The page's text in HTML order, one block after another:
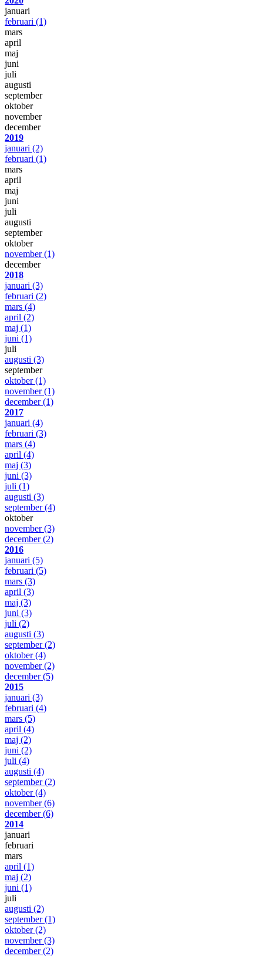
januari
februari (1)
mars
april
maj
juni
juli
augusti
september
oktober
november
december
2019
januari (2)
februari (1)
mars
april
maj
juni
juli
augusti
september
oktober
november(1)
december
2018
januari (3)
februari (2)
mars (4)
april (2)
maj (1)
juni (1)
juli
augusti (3)
september
oktober(1)
november(1)
december(1)
2017
januari (4)
februari (3)
mars (4)
april (4)
maj (3)
juni (3)
juli (1)
augusti (3)
september(4)
oktober
november(3)
december(2)
2016
januari (5)
februari (5)
mars (3)
april (3)
maj (3)
juni (3)
juli (2)
augusti (3)
september(2)
oktober(4)
november(2)
december(5)
2015
januari (3)
februari (4)
mars (5)
april (4)
maj (2)
juni (2)
juli (4)
augusti (4)
september(2)
oktober(4)
november(6)
december(6)
2014
januari
februari
mars
april (1)
maj (2)
juni (1)
juli
augusti (2)
september(1)
oktober(2)
november(3)
december(2)